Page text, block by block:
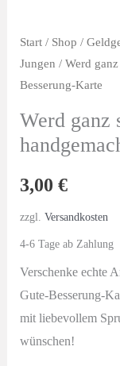
Start/ Shop /
Jungen / Werd
Besserung-Karte
Werd ganz
3,00 €
zzgl. Versandkosten
4-6 Tage ab Zahlung
Verschenke echte
Gute-Besserung-
mit liebevollem
wünschen!